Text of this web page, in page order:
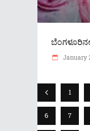
January
1
6 7